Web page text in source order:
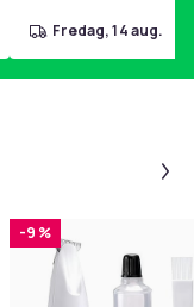
fredag, 14 aug.
-9 %